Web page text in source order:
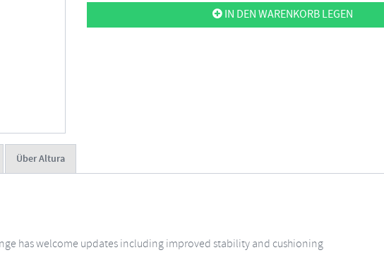
IN DEN WARENKORB LEGEN
Über Altura
has welcome updates including improved stability and cushioning